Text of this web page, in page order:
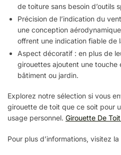
de toiture sans besoin d’outils
Précision de l’indication du
une conception
offrent une indication fiable de
Aspect décoratif : en plus de
girouettes ajoutent une touche
bâtiment ou jardin.
Explorez notre sélection si vous
girouette de toit que ce soit pour
usage personnel. Girouette De
Pour plus d’informations, visitez